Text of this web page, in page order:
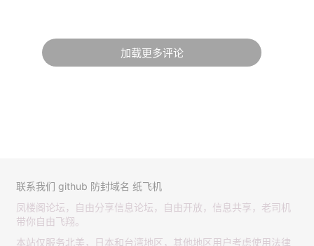
加载更多评论
联系我们 github 防封域名 纸飞机
凤楼阁论坛，自由分享信息论坛，自由开放，信息共享，老司机
带你自由飞翔。
本站仅服务北美，日本和台湾地区，其他地区用户考虑使用法律